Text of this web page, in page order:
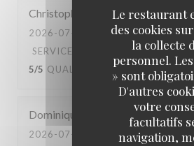
Le restaurant
des cookies
la collecte
personnel.
» sont
D'autres
votre
facultatifs
navigation,
Christophe
2026-07-10
- 20:45 - COUVERTS
SERVICE
AMBIANCE: 4/5
5/5 QUALITÉ / PRIX
Dominique
2026-07-04
- 13:00 - COUVERTS